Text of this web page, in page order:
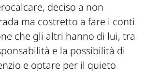
deciso a non
ma costretto a fare i conti
che gli altri hanno di lui, tra
e la possibilità di
e optare per il quieto